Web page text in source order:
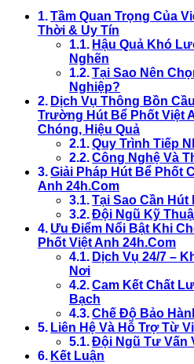
Tầm Quan Trọng Của
Thời & Uy Tín
Hậu Quả Khó
Nghẽn
Tại Sao Nên
Nghiệp?
Dịch Vụ Thông Bồn
Trường Hút Bể Phốt Việt
Chóng, Hiệu Quả
Quy Trình Tiếp
Công Nghệ Và
Giải Pháp Hút Bể Phốt
Anh 24h.Com
Tại Sao Cần
Đội Ngũ Kỹ
Ưu Điểm Nổi Bật Khi
Phốt Việt Anh 24h.Com
Dịch Vụ 24/7 –
Nơi
Cam Kết Chất
Bạch
Chế Độ Bảo
Liên Hệ Và Hỗ Trợ Từ
Đội Ngũ Tư Vấn
Kết Luận